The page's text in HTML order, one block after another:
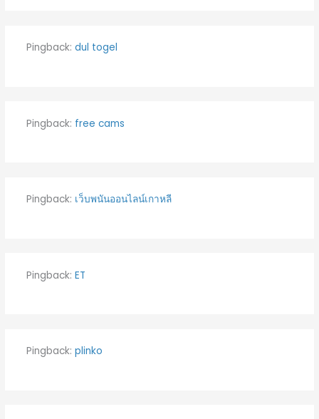
Pingback: dul togel
Pingback: free cams
Pingback: เว็บพนันออนไลน์เกาหลี
Pingback: ET
Pingback: plinko